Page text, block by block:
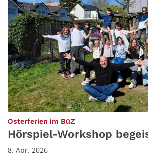
Osterferien im BüZ:
Hörspiel-Workshop
8. Apr. 2026